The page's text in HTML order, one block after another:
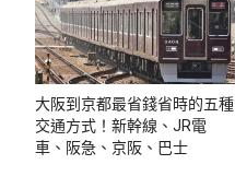
大阪到京都最省錢省時的五種
交通方式！新幹線、JR電
車、阪急、京阪、巴士